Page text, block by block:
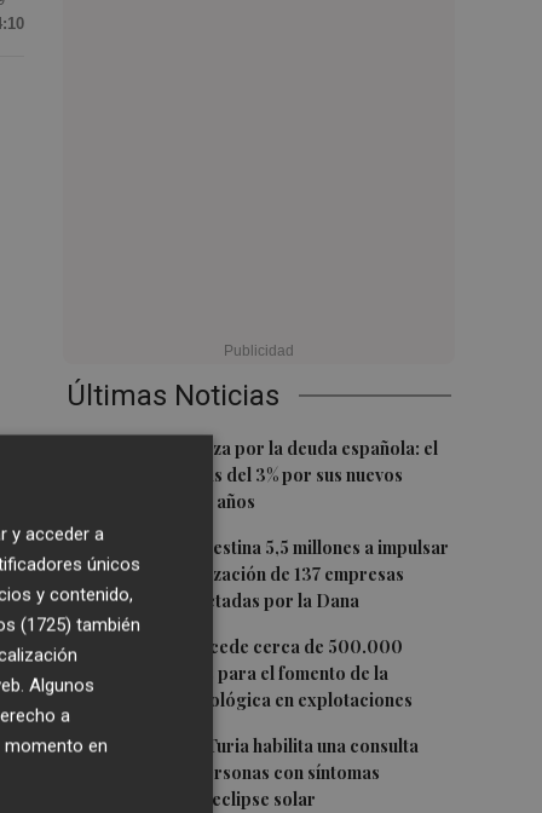
Últimas Noticias
Crece la confianza por la deuda española: el
Tesoro paga más del 3% por sus nuevos
bonos a 5, 7 y 10 años
2La Generalitat destina 5,5 millones a impulsar
la internacionalización de 137 empresas
valencianas afectadas por la Dana
3
Agricultura concede cerca de 500.000
euros en ayudas para el fomento de la
innovación tecnológica en explotaciones
4 Vithas Valencia Turia habilita una consulta
gratuita para personas con síntomas
oculares tras el eclipse solar
y acceder a
únicos
y contenido,
(1725) también
Algunos
a
momento en